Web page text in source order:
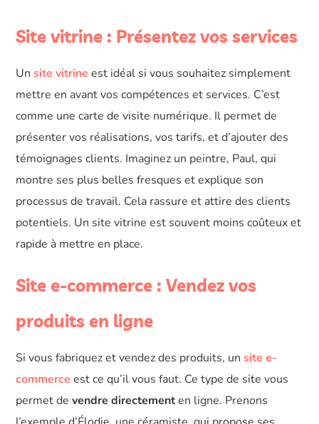
Site vitrine : Présentez vos services
Unsite vitrine est idéal si vous souhaitez simplement
mettre en avant vos compétences et services. C’est
comme une carte de visite numérique. Il permet de
présenter vos réalisations, vos tarifs, et d’ajouter des
témoignages clients. Imaginez un peintre, Paul, qui
montre ses plus belles fresques et explique son
processus de travail. Cela rassure et attire des clients
potentiels. Un site vitrine est souvent moins coûteux et
rapide à mettre en place.
Site e-commerce : Vendez vos
produits en ligne
Si vous fabriquez et vendez des produits, unsite e-
commerce est ce qu’il vous faut. Ce type de site vous
permet devendre directementen ligne. Prenons